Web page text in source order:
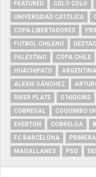
FEATURED COLO COLO
UNIVERSIDAD CATÓLICA
COPA LIBERTADORES
FUTBOL CHILENO
PALESTINO
COPA CHILE
HUACHIPATO
ARGENTINA
ALEXIS SÁNCHEZ
RIVER PLATE
O'HIGGINS
COBRESAL
COQUIMBO
EVERTON
COBRELOA
FC BARCELONA
MAGALLANES
PSG